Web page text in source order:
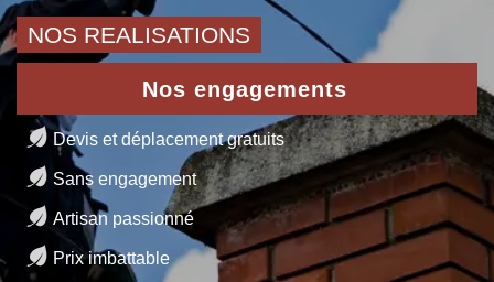
NOS REALISATIONS
Nos engagements
Devis et déplacement gratuits
Sans engagement
Artisan passionné
Prix imbattable